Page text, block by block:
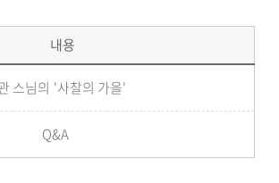
내용
스님의 '사찰의 가을'
Q&A